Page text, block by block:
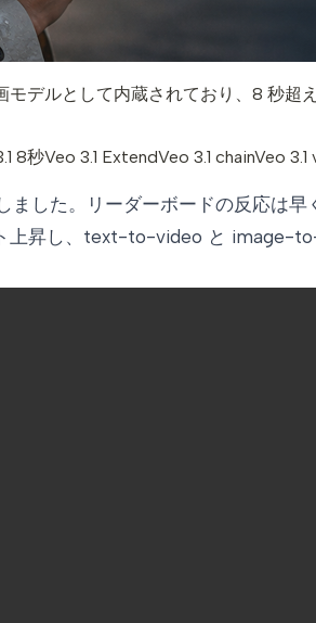
モデルとして内蔵されており、8
8秒Veo 3.1 ExtendVeo 3.1 chainVeo 3.1
ました。リーダーボードの反応は早
上昇し、text-to-video と image-